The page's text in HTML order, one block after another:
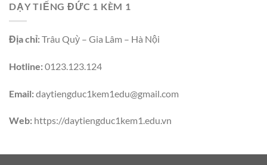
DẠY TIẾNG ĐỨC 1 KÈM 1
Địa chỉ:Trâu Quỳ – Gia Lâm – Hà Nội
Hotline:0123.123.124
Email:daytiengduc1kem1edu@gmail.com
Web: https://daytiengduc1kem1.edu.vn